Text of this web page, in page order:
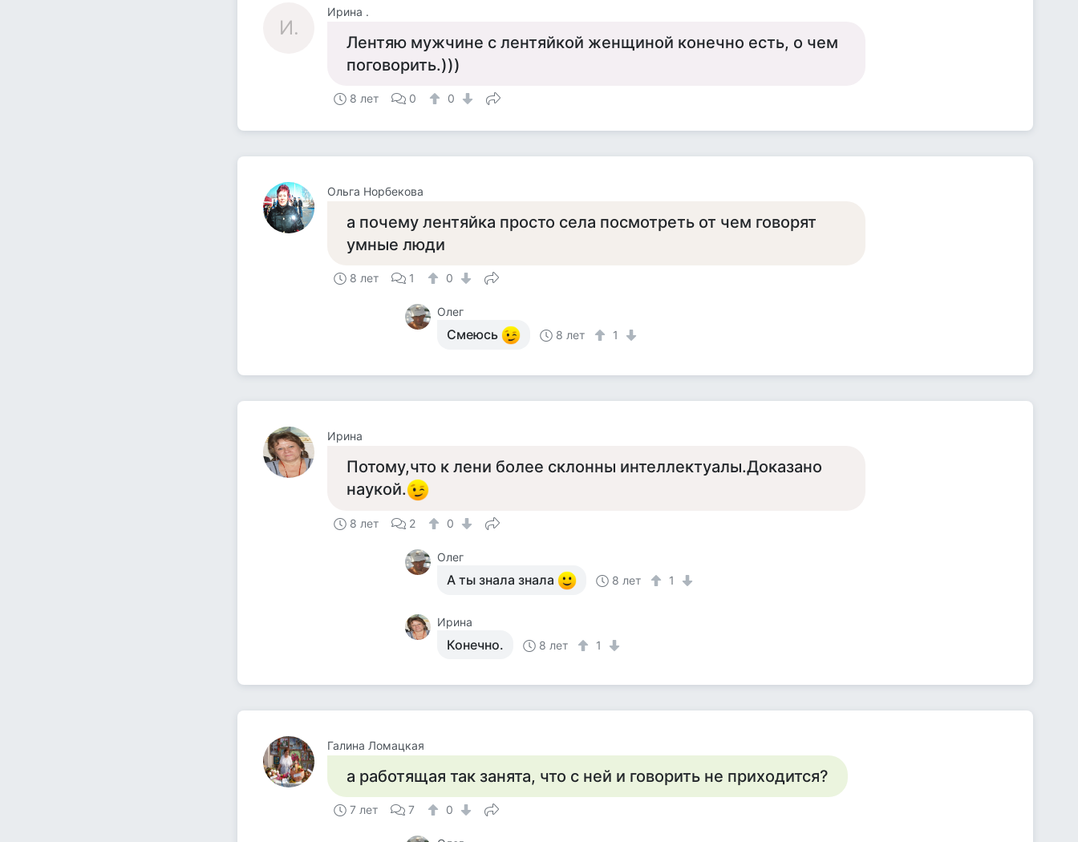
И.
Ирина .
Лентяю мужчине с лентяйкой женщиной конечно есть, о чем
поговорить.)))
8 лет 0 0
Ольга Норбекова
а почему лентяйка просто села посмотреть от чем говорят
умные люди
8 лет 1 0
Олег
Смеюсь 8 лет 1
Ирина
Потому,что к лени более склонны интеллектуалы.Доказано
наукой.
8 лет 2 0
Олег
А ты знала знала 8 лет 1
Ирина
Конечно. 8 лет 1
Галина Ломацкая
а работящая так занята, что с ней и говорить не приходится?
7 лет 7 0